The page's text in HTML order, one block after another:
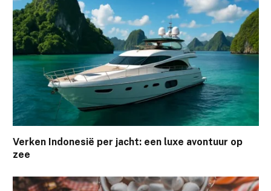
Verken Indonesië per jacht: een luxe avontuur op
zee